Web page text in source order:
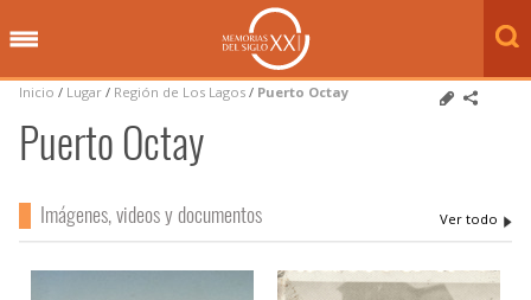
Inicio / Lugar / Región de Los Lagos / Puerto Octay
Puerto Octay
Imágenes, videos y documentos